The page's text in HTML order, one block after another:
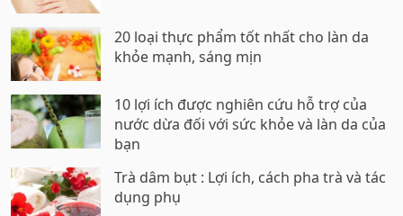
20 loại thực phẩm tốt nhất cho làn da
khỏe mạnh, sáng mịn
10 lợi ích được nghiên cứu hỗ trợ của
nước dừa đối với sức khỏe và làn da của
bạn
Trà dâm bụt : Lợi ích, cách pha trà và tác
dụng phụ